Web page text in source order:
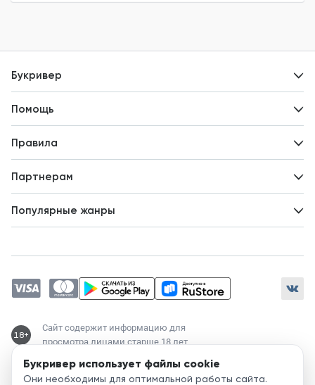
Букривер использует файлы cookie
Они необходимы для оптимальной работы сайта.
Букривер
Новости
Помощь
Правила
Партнерам
Популярные жанры
Магические академии
Современный любовный роман
Любовное фэнтези
18+
Сайт содержит информацию для
просмотра лицами старше 18 лет
Служба поддержки:
support@bookriver.ru